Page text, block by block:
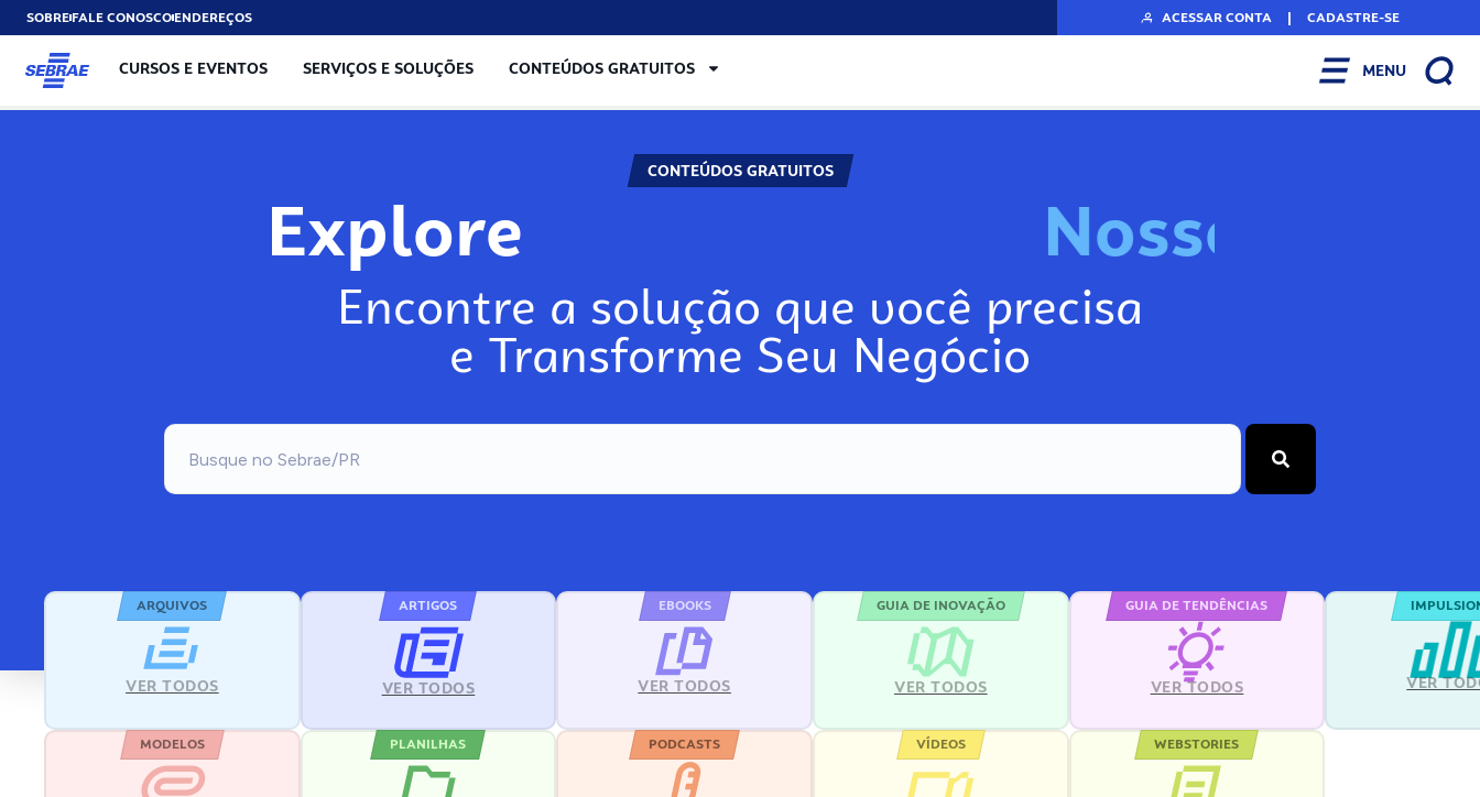
SOBREFALE CONOSCOENDEREÇOS ACESSAR CONTA | CADASTRE-SE
CURSOS E EVENTOS SERVIÇOS E SOLUÇÕES CONTEÚDOS GRATUITOS MENU
CONTEÚDOS GRATUITOS
Explore No
Encontre a solução que você precisa
e Transforme Seu Negócio
ARQUIVOS
VER TODOS
ARTIGOS
VER TODOS
EBOOKS
VER TODOS
GUIA DE INOVAÇÃO
VER TODOS
GUIA DE TENDÊNCIAS
VER TODOS VER
MODELOS PLANILHAS PODCASTS VÍDEOS WEBSTORIES